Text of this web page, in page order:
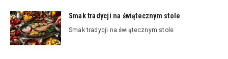
Smak tradycji na świątecznym stole
Smak tradycji na świątecznym stole